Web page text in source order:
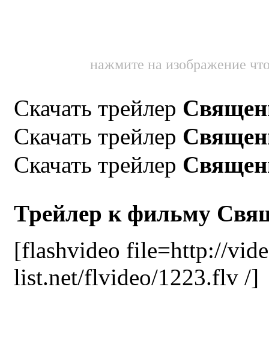
нажмите на изображение
Скачать трейлер
Скачать трейлер
Скачать трейлер
Трейлер к фильму
[flashvideo file=http://
list.net/flvideo/1223.flv /]